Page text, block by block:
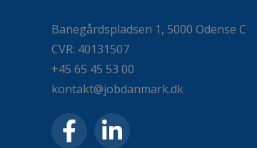
Banegårdspladsen 1, 5000 Odense C
CVR: 40131507
+45 65 45 53 00
kontakt@jobdanmark.dk